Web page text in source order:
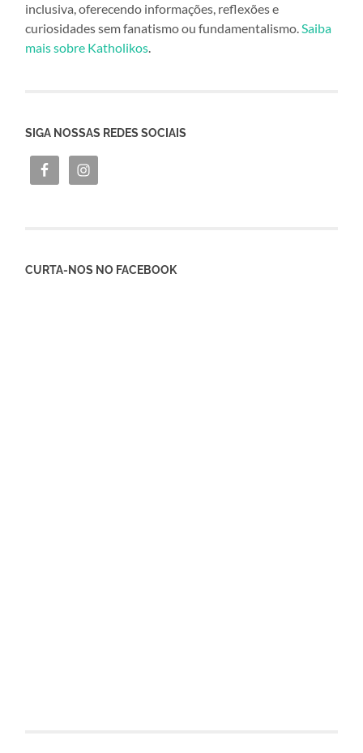
inclusiva, oferecendo informações, reflexões e
curiosidades sem fanatismo ou fundamentalismo.Saiba
mais sobre Katholikos.
SIGA NOSSAS REDES SOCIAIS
CURTA-NOS NO FACEBOOK